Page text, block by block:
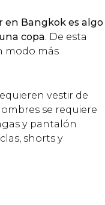
en Bangkok es algo
copa. De esta
modo más
vestir de
se requiere
y pantalón
shorts y